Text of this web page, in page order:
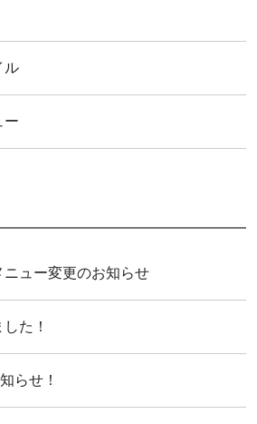
ル
ー
ュー変更のお知らせ
た！
らせ！